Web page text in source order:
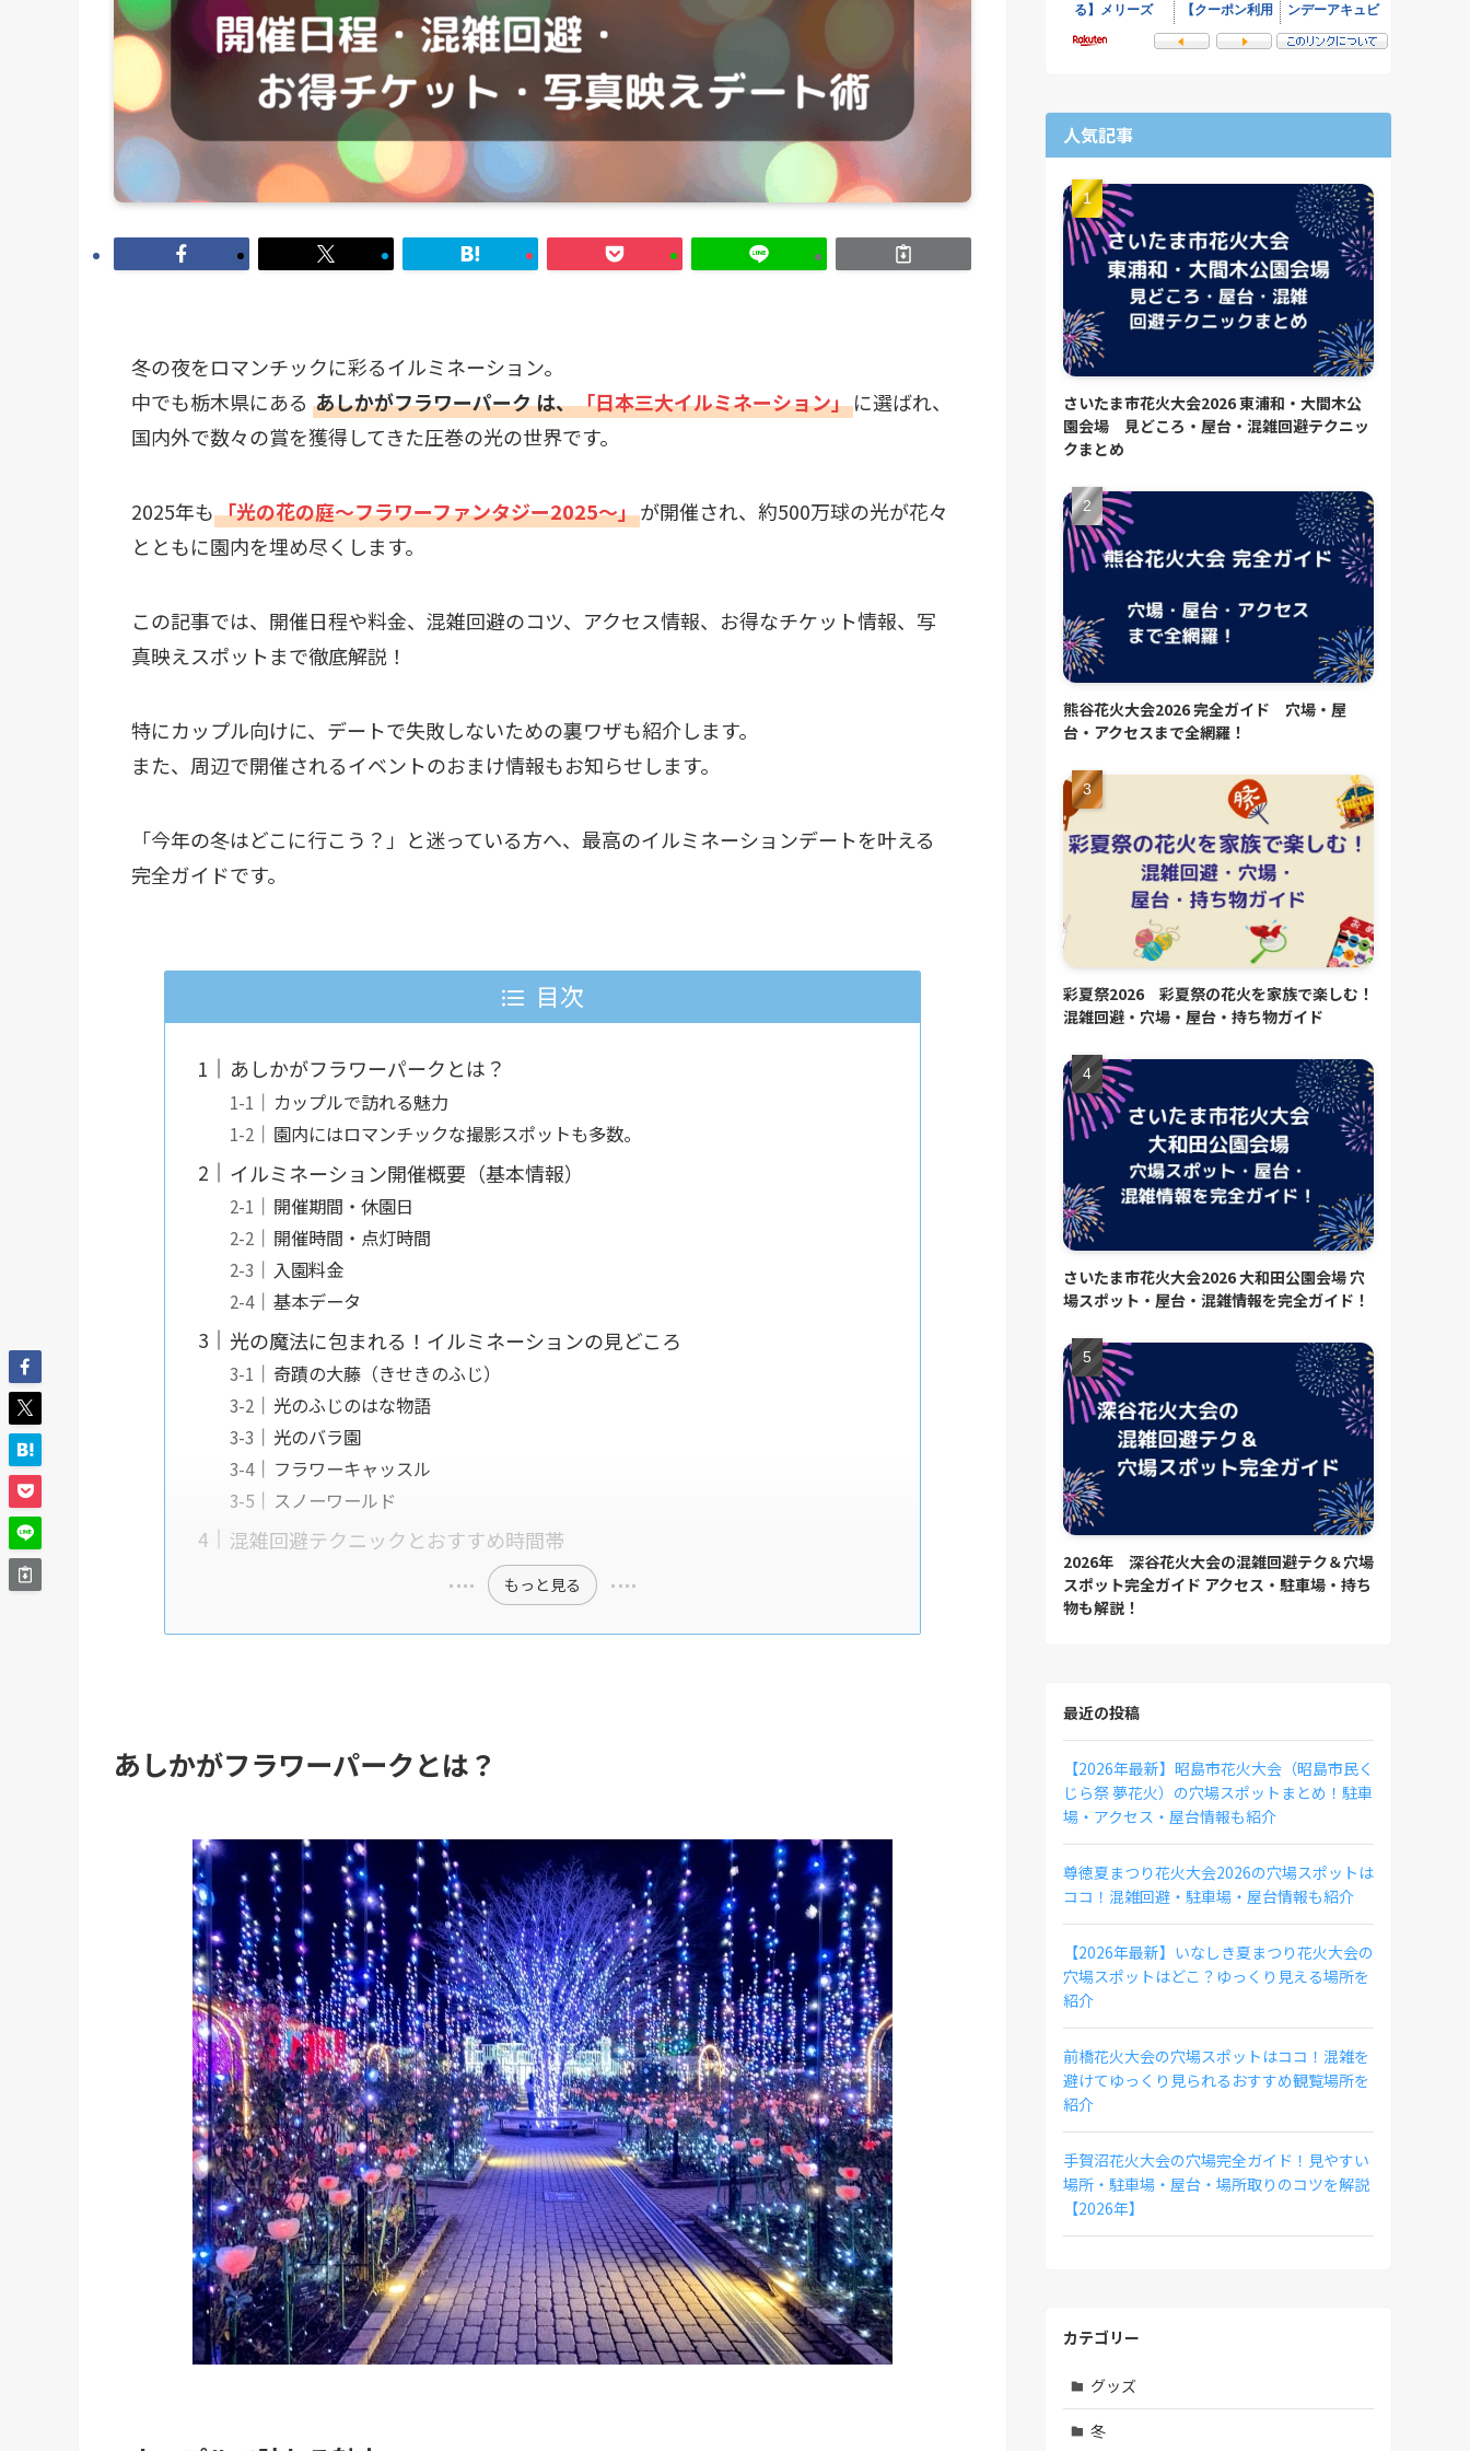
冬の夜をロマンチックに彩るイルミネーション。
中でも栃木県にある あしかがフラワーパーク は、「日本三大イルミネーション」に選ばれ、
国内外で数々の賞を獲得してきた圧巻の光の世界です。
2025年も「光の花の庭～フラワーファンタジー2025～」が開催され、約500万球の光が花々
とともに園内を埋め尽くします。
この記事では、開催日程や料金、混雑回避のコツ、アクセス情報、お得なチケット情報、写
真映えスポットまで徹底解説！
特にカップル向けに、デートで失敗しないための裏ワザも紹介します。
また、周辺で開催されるイベントのおまけ情報もお知らせします。
「今年の冬はどこに行こう？」と迷っている方へ、最高のイルミネーションデートを叶える
完全ガイドです。
目次
あしかがフラワーパークとは？
カップルで訪れる魅力
園内にはロマンチックな撮影スポットも多数。
イルミネーション開催概要（基本情報）
開催期間・休園日
開催時間・点灯時間
入園料金
基本データ
光の魔法に包まれる！イルミネーションの見どころ
奇蹟の大藤（きせきのふじ）
光のふじのはな物語
光のバラ園
フラワーキャッスル
スノーワールド
混雑回避テクニックとおすすめ時間帯
もっと見る
あしかがフラワーパークとは？
人気記事
さいたま市花火大会2026 東浦和・大間木公
園会場 見どころ・屋台・混雑回避テクニッ
クまとめ
熊谷花火大会2026 完全ガイド 穴場・屋
台・アクセスまで全網羅！
彩夏祭2026 彩夏祭の花火を家族で楽しむ！
混雑回避・穴場・屋台・持ち物ガイド
さいたま市花火大会2026 大和田公園会場 穴
場スポット・屋台・混雑情報を完全ガイド！
2026年 深谷花火大会の混雑回避テク＆穴場
スポット完全ガイド アクセス・駐車場・持ち
物も解説！
最近の投稿
【2026年最新】昭島市花火大会（昭島市民く
じら祭 夢花火）の穴場スポットまとめ！駐車
場・アクセス・屋台情報も紹介
尊徳夏まつり花火大会2026の穴場スポットは
ココ！混雑回避・駐車場・屋台情報も紹介
【2026年最新】いなしき夏まつり花火大会の
穴場スポットはどこ？ゆっくり見える場所を
紹介
前橋花火大会の穴場スポットはココ！混雑を
避けてゆっくり見られるおすすめ観覧場所を
紹介
手賀沼花火大会の穴場完全ガイド！見やすい
場所・駐車場・屋台・場所取りのコツを解説
【2026年】
カテゴリー
グッズ
冬